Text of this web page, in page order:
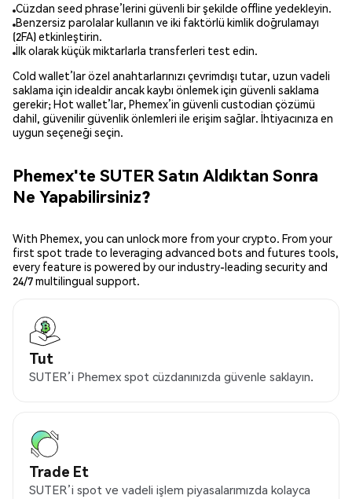
Cüzdan seed phrase’lerini güvenli bir şekilde offline yedekleyin.
Benzersiz parolalar kullanın ve iki faktörlü kimlik doğrulamayı
(2FA) etkinleştirin.
İlk olarak küçük miktarlarla transferleri test edin.
Cold wallet’lar özel anahtarlarınızı çevrimdışı tutar, uzun vadeli
saklama için idealdir ancak kaybı önlemek için güvenli saklama
gerekir; Hot wallet’lar, Phemex’in güvenli custodian çözümü
dahil, güvenilir güvenlik önlemleri ile erişim sağlar. İhtiyacınıza en
uygun seçeneği seçin.
Phemex'te SUTER Satın Aldıktan Sonra
Ne Yapabilirsiniz?
With Phemex, you can unlock more from your crypto. From your
first spot trade to leveraging advanced bots and futures tools,
every feature is powered by our industry-leading security and
24/7 multilingual support.
Tut
SUTER’i Phemex spot cüzdanınızda güvenle saklayın.
Trade Et
SUTER’i spot ve vadeli işlem piyasalarımızda kolayca